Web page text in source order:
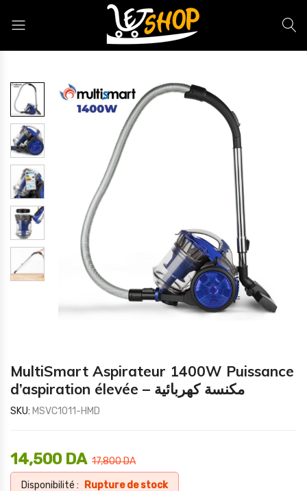
MultiSmart Aspirateur 1400W Puissance
d’aspiration élevée – مكنسة كهربائية
SKU: MSVC1011-HMD
17,800DA
14,500 DA
Disponibilité : Rupture de stock